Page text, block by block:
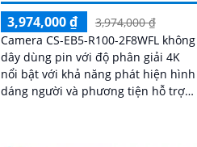
3,974,000 ₫
3,974,000 ₫
Camera CS-EB5-R100-2F8WFL không
dây dùng pin với độ phân giải 4K
nổi bật với khả năng phát hiện hình
dáng người và phương tiện hỗ trợ